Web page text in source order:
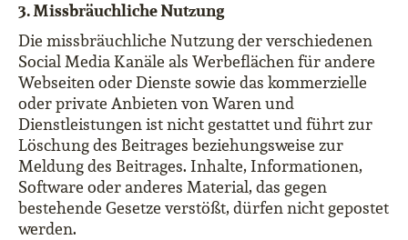
3. Missbräuchliche Nutzung
Die missbräuchliche Nutzung der verschiedenen
Social Media Kanäle als Werbeflächen für andere
Webseiten oder Dienste sowie das kommerzielle
oder private Anbieten von Waren und
Dienstleistungen ist nicht gestattet und führt zur
Löschung des Beitrages beziehungsweise zur
Meldung des Beitrages. Inhalte, Informationen,
Software oder anderes Material, das gegen
bestehende Gesetze verstößt, dürfen nicht gepostet
werden.